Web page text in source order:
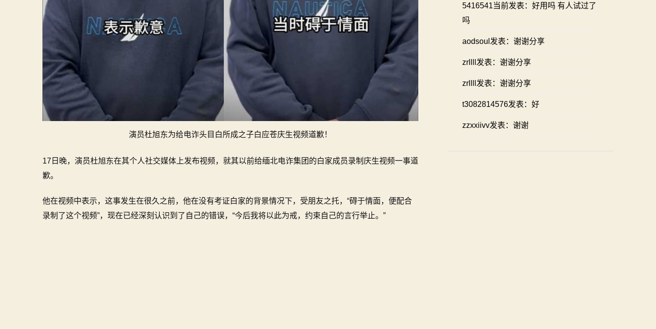
演员杜旭东为给电诈头目白所成之子白应苍庆生视频道歉！
17日晚，演员杜旭东在其个人社交媒体上发布视频，就其以前给缅北电诈集团的白家成员录制庆生视频一事道
歉。
他在视频中表示，这事发生在很久之前，他在没有考证白家的背景情况下，受朋友之托，“碍于情面，便配合
录制了这个视频”，现在已经深刻认识到了自己的错误，“今后我将以此为戒，约束自己的言行举止。”
5416541当前发表：好用吗 有人试过了
吗
aodsoul发表：谢谢分享
zrllll发表：谢谢分享
zrllll发表：谢谢分享
t3082814576发表：好
zzxxiivv发表：谢谢